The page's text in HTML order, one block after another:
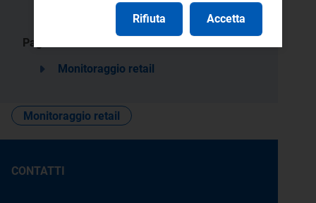
Pagine:
Monitoraggio retail
Monitoraggio retail
CONTATTI
Rifiuta Accetta